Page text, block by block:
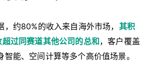
，约80%的收入来自海外市场， 其积
过同赛道其他公司的总和，客户覆盖
智能、空间计算等多个高价值场景。